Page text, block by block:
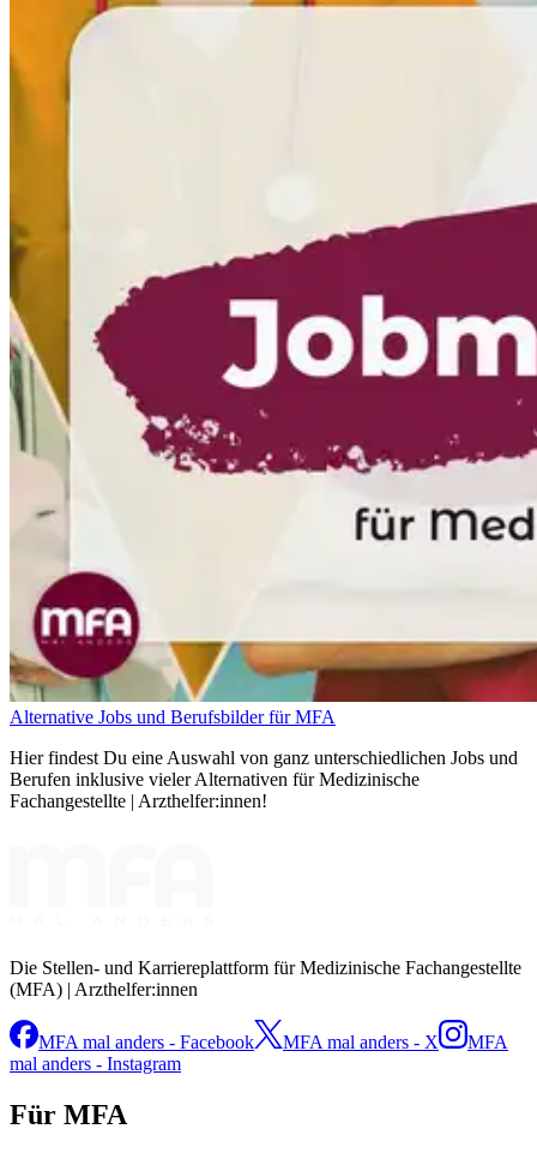
Alternative Jobs und Berufsbilder für MFA
Hier findest Du eine Auswahl von ganz unterschiedlichen Jobs und
Berufen inklusive vieler Alternativen für Medizinische
Fachangestellte | Arzthelfer:innen!
Die Stellen- und Karriereplattform für Medizinische Fachangestellte
(MFA) | Arzthelfer:innen
MFA mal anders - Facebook MFA mal anders - X
MFA
mal anders - Instagram
Für MFA